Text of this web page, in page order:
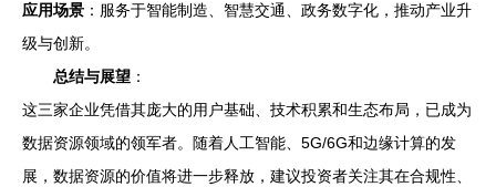
应用场景 ：服务于智能制造、智慧交通、政务数字化，推动产业升
级与创新。
总结与展望 ：
这三家企业凭借其庞大的用户基础、技术积累和生态布局，已成为
数据资源领域的领军者。随着人工智能、5G/6G和边缘计算的发
展，数据资源的价值将进一步释放，建议投资者关注其在合规性、